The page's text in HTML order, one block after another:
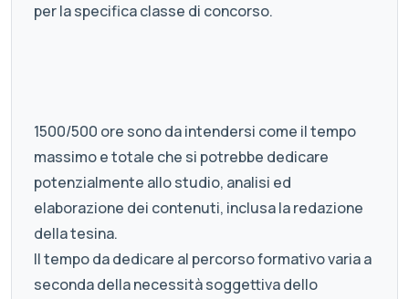
per la specifica classe di concorso.
1500/500 ore sono da intendersi come il tempo
massimo e totale che si potrebbe dedicare
potenzialmente allo studio, analisi ed
elaborazione dei contenuti, inclusa la redazione
della tesina.
Il tempo da dedicare al percorso formativo varia a
seconda della necessità soggettiva dello